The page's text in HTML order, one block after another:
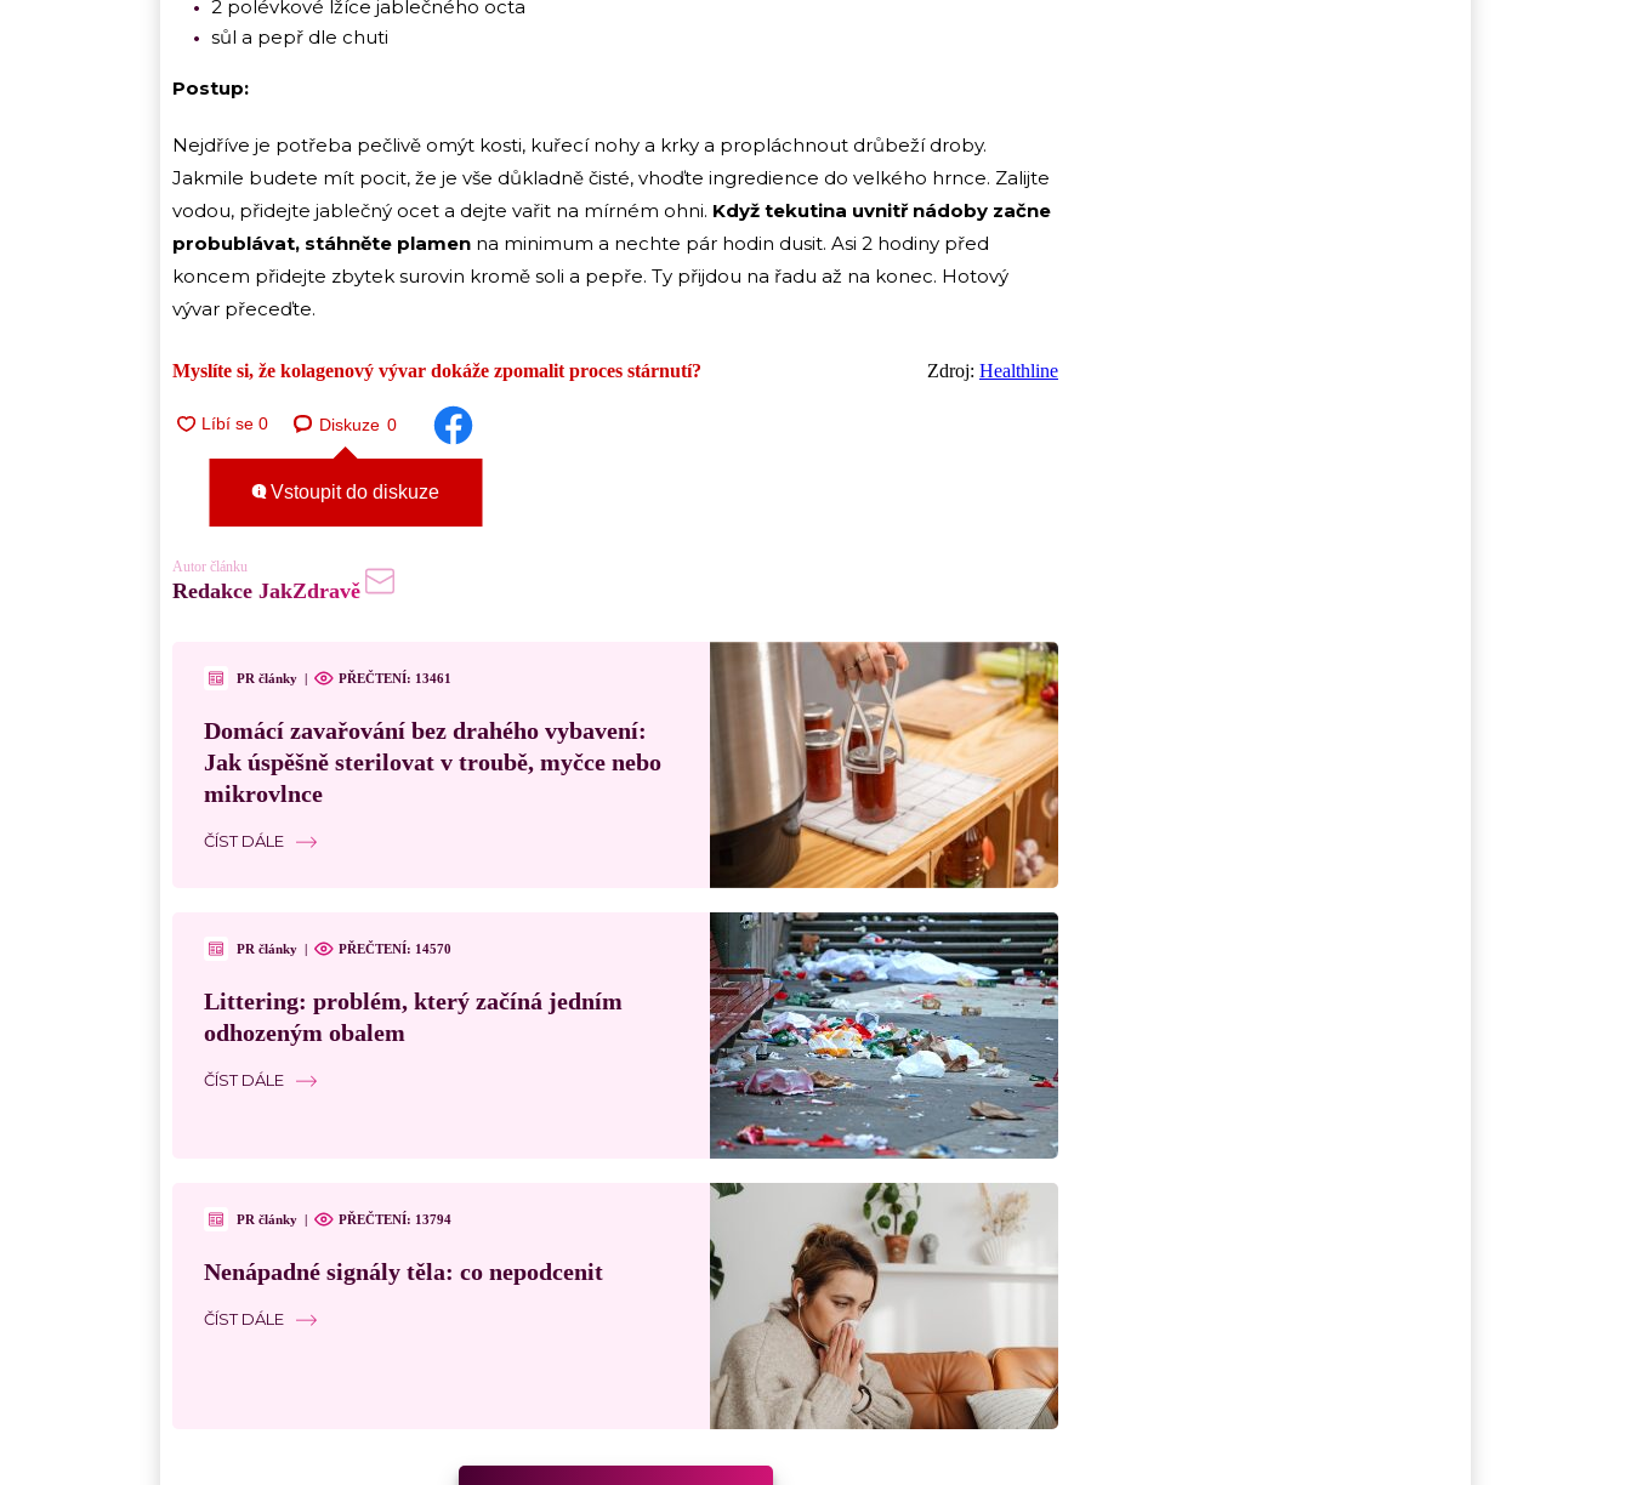
2 polévkové lžíce jablečného octa
sůl a pepř dle chuti
Postup:
Nejdříve je potřeba pečlivě omýt kosti, kuřecí nohy a krky a propláchnout drůbeží droby.
Jakmile budete mít pocit, že je vše důkladně čisté, vhoďte ingredience do velkého hrnce. Zalijte
vodou, přidejte jablečný ocet a dejte vařit na mírném ohni. Když tekutina uvnitř nádoby začne
probublávat, stáhněte plamen na minimum a nechte pár hodin dusit. Asi 2 hodiny před
koncem přidejte zbytek surovin kromě soli a pepře. Ty přijdou na řadu až na konec. Hotový
vývar přeceďte.
Myslíte si, že kolagenový vývar dokáže zpomalit proces stárnutí? Zdroj: Healthline
Diskuze 0
Vstoupit do diskuze
Autor článku
Redakce JakZdravě
PR články | PŘEČTENÍ: 13461
Domácí zavařování bez drahého vybavení:
Jak úspěšně sterilovat v troubě, myčce nebo
mikrovlnce
ČÍST DÁLE
PR články | PŘEČTENÍ: 14570
Littering: problém, který začíná jedním
odhozeným obalem
ČÍST DÁLE
PR články | PŘEČTENÍ: 13794
Nenápadné signály těla: co nepodcenit
ČÍST DÁLE